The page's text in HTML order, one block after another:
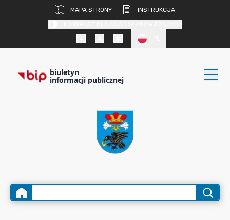
MAPA STRONY
INSTRUKCJA
biuletyn
informacji publicznej